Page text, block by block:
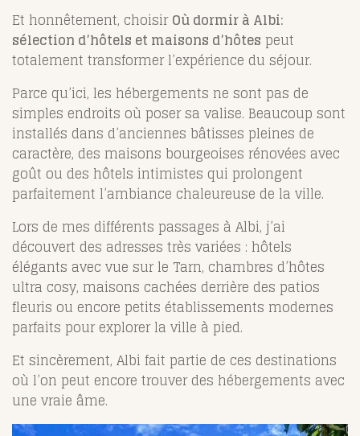
Et honnêtement, choisirOù dormir à Albi:
sélection d’hôtels et maisons d’hôtes peut
totalement transformer l’expérience du séjour.
Parce qu’ici, les hébergements ne sont pas de
simples endroits où poser sa valise. Beaucoup sont
installés dans d’anciennes bâtisses pleines de
caractère, des maisons bourgeoises rénovées avec
goût ou des hôtels intimistes qui prolongent
parfaitement l’ambiance chaleureuse de la ville.
Lors de mes différents passages à Albi, j’ai
découvert des adresses très variées : hôtels
élégants avec vue sur le Tarn, chambres d’hôtes
ultra cosy, maisons cachées derrière des patios
fleuris ou encore petits établissements modernes
parfaits pour explorer la ville à pied.
Et sincèrement, Albi fait partie de ces destinations
où l’on peut encore trouver des hébergements avec
une vraie âme.